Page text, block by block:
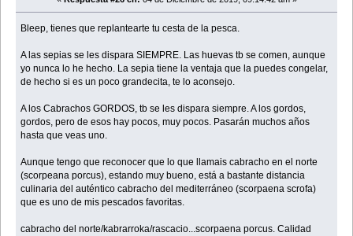
Bleep, tienes que replantearte tu cesta de la pesca.
A las sepias se les dispara SIEMPRE. Las huevas tb se comen, aunque
yo nunca lo he hecho. La sepia tiene la ventaja que la puedes congelar,
de hecho si es un poco grandecita, te lo aconsejo.
A los Cabrachos GORDOS, tb se les dispara siempre. A los gordos,
gordos, pero de esos hay pocos, muy pocos. Pasarán muchos años
hasta que veas uno.
Aunque tengo que reconocer que lo que llamais cabracho en el norte
(scorpeana porcus), estando muy bueno, está a bastante distancia
culinaria del auténtico cabracho del mediterráneo (scorpaena scrofa)
que es uno de mis pescados favoritas.
cabracho del norte/kabrarroka/rascacio...scorpaena porcus. Calidad